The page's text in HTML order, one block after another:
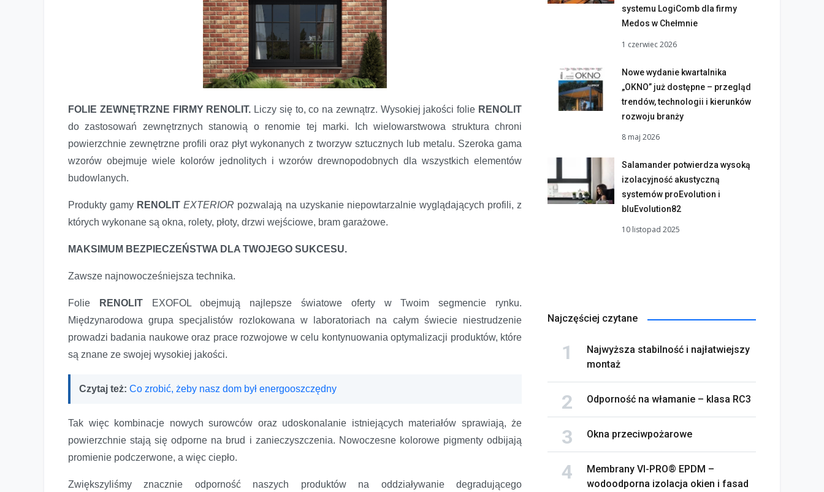
Folie RENOLIT - maksimum bezpieczeństwa dla twojego sukcesu
FOLIE ZEWNĘTRZNE FIRMY RENOLIT. Liczy się to, co na zewnątrz. Wysokiej jakości folie RENOLIT
do zastosowań zewnętrznych stanowią o renomie tej marki. Ich wielowarstwowa struktura chroni
powierzchnie zewnętrzne profili oraz płyt wykonanych z tworzyw sztucznych lub metalu. Szeroka gama
wzorów obejmuje wiele kolorów jednolitych i wzorów drewnopodobnych dla wszystkich elementów
budowlanych.
Produkty gamy RENOLITEXTERIOR pozwalają na uzyskanie niepowtarzalnie wyglądających profili, z
których wykonane są okna, rolety, płoty, drzwi wejściowe, bram garażowe.
MAKSIMUM BEZPIECZEŃSTWA DLA TWOJEGO SUKCESU.
Zawsze najnowocześniejsza technika.
Folie RENOLITEXOFOL obejmują najlepsze światowe oferty w Twoim segmencie rynku.
Międzynarodowa grupa specjalistów rozlokowana w laboratoriach na całym świecie niestrudzenie
prowadzi badania naukowe oraz prace rozwojowe w celu kontynuowania optymalizacji produktów, które
są znane ze swojej wysokiej jakości.
Czytaj też: Co zrobić, żeby nasz dom był energooszczędny
Tak więc kombinacje nowych surowców oraz udoskonalanie istniejących materiałów sprawiają, że
powierzchnie stają się odporne na brud i zanieczyszczenia. Nowoczesne kolorowe pigmenty odbijają
promienie podczerwone, a więc ciepło.
Zwiększyliśmy znacznie odporność naszych produktów na oddziaływanie degradującego
systemu LogiComb dla firmy
Medos w Chełmnie
1 czerwiec 2026
Nowe wydanie kwartalnika
„OKNO” już dostępne – przegląd
trendów, technologii i kierunków
rozwoju branży
8 maj 2026
Salamander potwierdza wysoką
izolacyjność akustyczną
systemów proEvolution i
bluEvolution82
10 listopad 2025
Najczęściej czytane
Najwyższa stabilność i najłatwiejszy
montaż
Odporność na włamanie – klasa RC3
Okna przeciwpożarowe
Membrany VI-PRO® EPDM –
wodoodporna izolacja okien i fasad